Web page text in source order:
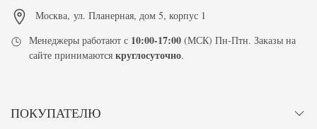
Москва, ул. Планерная, дом 5, корпус 1
Менеджеры работают с 10:00-17:00 (МСК) Пн-Птн. Заказы на
сайте принимаютсякруглосуточно.
ПОКУПАТЕЛЮ